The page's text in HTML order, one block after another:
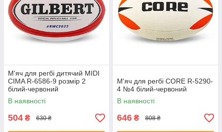
М'яч для регбі дитячий MIDI
CIMA R-6586-9 розмір 2
білий-червоний
В наявності
504 ₴ 630 ₴
М'яч для регбі CORE R-5290-
4 №4 білий-червоний
В наявності
646 ₴ 808 ₴